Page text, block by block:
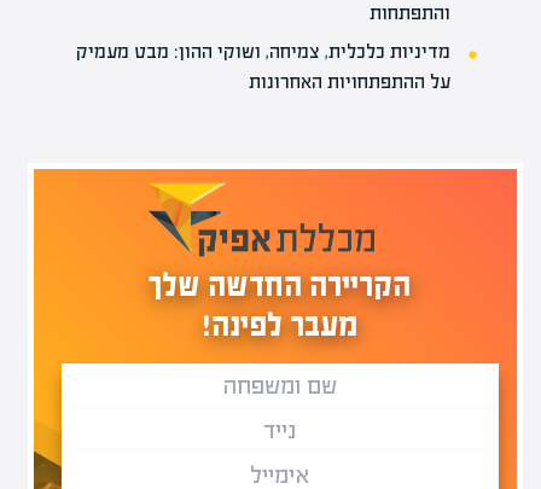
והתפתחות
מדיניות כלכלית, צמיחה, ושוקי ההון: מבט מעמיק
על ההתפתחויות האחרונות
הקריירה החדשה שלך
מעבר לפינה!